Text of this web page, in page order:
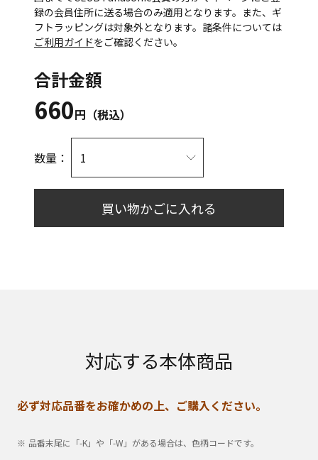
録の会員住所に送る場合のみ適用となります。また、ギ
フトラッピングは対象外となります。諸条件については
ご利用ガイドをご確認ください。
合計金額
660円（税込）
数量：
買い物かごに入れる
対応する本体商品
必ず対応品番をお確かめの上、ご購入ください。
品番末尾に「-K」や「-W」がある場合は、色柄コードです。